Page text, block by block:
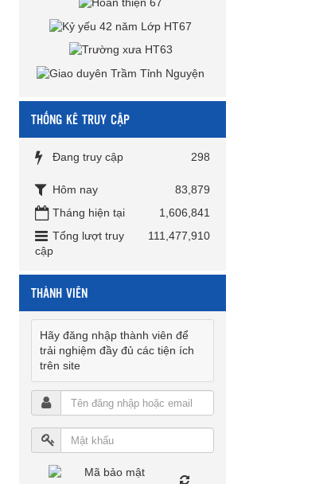
THỐNG KÊ TRUY CẬP
Đang truy cập 298
Hôm nay
83,879
Tháng hiện tại
1,606,841
Tổng lượt truy
cập
111,477,910
THÀNH VIÊN
Hãy đăng nhập thành viên để
trải nghiệm đầy đủ các tiện ích
trên site